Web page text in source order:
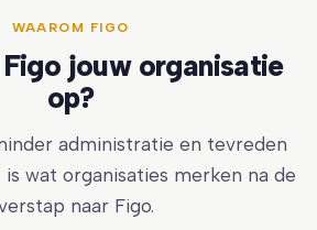
WAAROM FIGO
jouw organisatie
op?
administratie en tevreden
wat organisaties merken na de
naar Figo.